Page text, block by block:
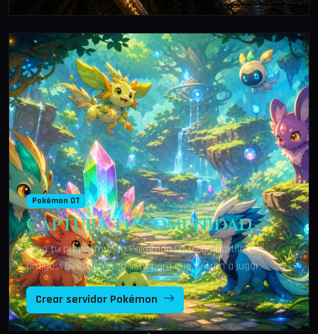
Pokémon OT
Capturá tu comunidad
Creá tu propio mundo Pokémon OT y compartilo con
amigos. Dirección web lista para que entren a jugar.
Crear servidor Pokémon